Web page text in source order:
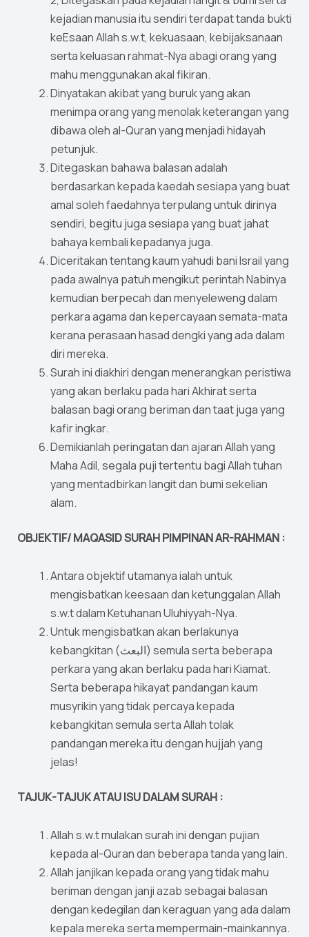
kejadian manusia itu sendiri terdapat tanda bukti
keEsaan Allah s.w.t, kekuasaan, kebijaksanaan
serta keluasan rahmat-Nya abagi orang yang
mahu menggunakan akal fikiran.
Dinyatakan akibat yang buruk yang akan
menimpa orang yang menolak keterangan yang
dibawa oleh al-Quran yang menjadi hidayah
petunjuk.
Ditegaskan bahawa balasan adalah
berdasarkan kepada kaedah sesiapa yang buat
amal soleh faedahnya terpulang untuk dirinya
sendiri, begitu juga sesiapa yang buat jahat
bahaya kembali kepadanya juga.
Diceritakan tentang kaum yahudi bani Israil yang
pada awalnya patuh mengikut perintah Nabinya
kemudian berpecah dan menyeleweng dalam
perkara agama dan kepercayaan semata-mata
kerana perasaan hasad dengki yang ada dalam
diri mereka.
Surah ini diakhiri dengan menerangkan peristiwa
yang akan berlaku pada hari Akhirat serta
balasan bagi orang beriman dan taat juga yang
kafir ingkar.
Demikianlah peringatan dan ajaran Allah yang
Maha Adil, segala puji tertentu bagi Allah tuhan
yang mentadbirkan langit dan bumi sekelian
alam.
OBJEKTIF/ MAQASID SURAH PIMPINAN AR-RAHMAN :
Antara objektif utamanya ialah untuk
mengisbatkan keesaan dan ketunggalan Allah
s.w.t dalam Ketuhanan Uluhiyyah-Nya.
Untuk mengisbatkan akan berlakunya
kebangkitan (البعث) semula serta beberapa
perkara yang akan berlaku pada hari Kiamat.
Serta beberapa hikayat pandangan kaum
musyrikin yang tidak percaya kepada
kebangkitan semula serta Allah tolak
pandangan mereka itu dengan hujjah yang
jelas!
TAJUK-TAJUK ATAU ISU DALAM SURAH :
Allah s.w.t mulakan surah ini dengan pujian
kepada al-Quran dan beberapa tanda yang lain.
Allah janjikan kepada orang yang tidak mahu
beriman dengan janji azab sebagai balasan
dengan kedegilan dan keraguan yang ada dalam
kepala mereka serta mempermain-mainkannya.